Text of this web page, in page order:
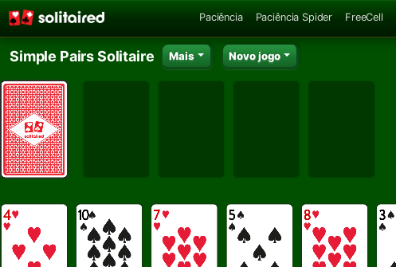
Paciência Paciência Spider FreeCell
Simple Pairs Solitaire Mais Novo jogo